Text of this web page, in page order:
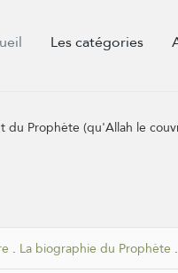
Les catégories
du Prophète (qu'Allah le
. La biographie du Prophète .